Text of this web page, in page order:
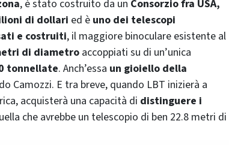
, è stato costruito da un Consorzio fra USA,
di dollari ed è uno dei telescopi
e costruiti, il maggiore binoculare esistente al
di diametroaccoppiati su di un’unica
tonnellate. Anch’essa un gioiello della
Camozzi. E tra breve, quando LBT inizierà a
acquisterà una capacità di distinguere i
che avrebbe un telescopio di ben 22.8 metri di